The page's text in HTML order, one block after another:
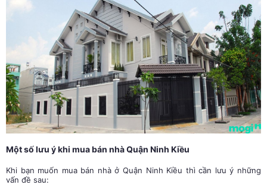
Một số lưu ý khi mua bán nhà Quận Ninh Kiều
Khi bạn muốn mua bán nhà ở Quận Ninh Kiều thì cần lưu ý những
vấn đề sau: